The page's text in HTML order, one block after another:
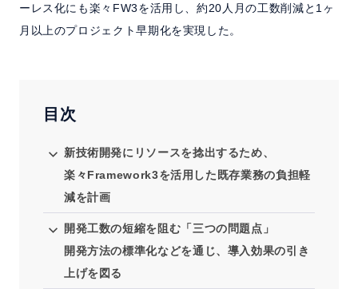
採用情報
ーレス化にも楽々FW3を活用し、約20人月の工数削減と1ヶ
月以上のプロジェクト早期化を実現した。
目次
新技術開発にリソースを捻出するため、
楽々Framework3を活用した既存業務の負担軽
減を計画
開発工数の短縮を阻む「三つの問題点」
開発方法の標準化などを通じ、導入効果の引き
上げを図る